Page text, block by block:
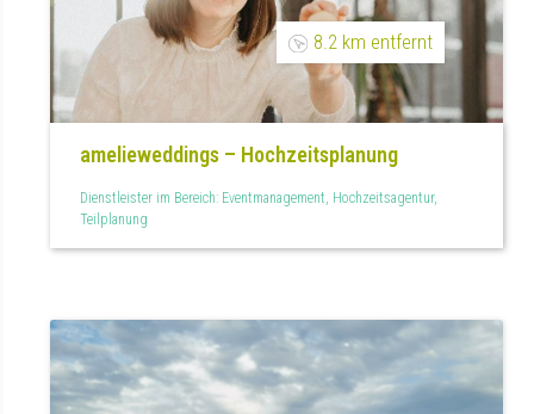
8.2 km entfernt
amelieweddings – Hochzeitsplanung
Dienstleister im Bereich: Eventmanagement, Hochzeitsagentur,
Teilplanung